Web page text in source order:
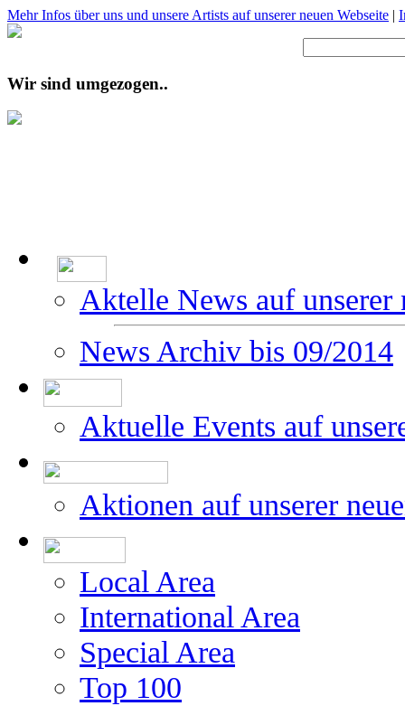
Mehr Infos über uns und unsere Artists auf unserer neuen Webseite |
Wir sind umgezogen..
Aktelle News auf unserer
News Archiv bis 09/2014
Aktuelle Events auf
Aktionen auf unserer
Local Area
International Area
Special Area
Top 100